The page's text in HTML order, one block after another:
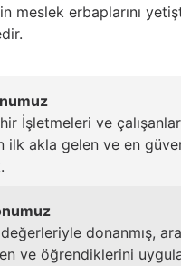
meslek erbaplarını
İşletmeleri ve
ilk akla gelen ve en
donanmış,
ve öğrendiklerini